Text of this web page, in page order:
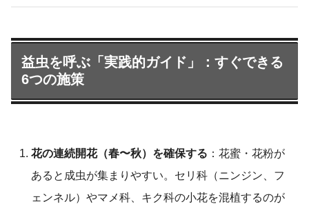
益虫を呼ぶ「実践的ガイド」：すぐできる
6つの施策
花の連続開花（春〜秋）を確保する ：花蜜・花粉が
あると成虫が集まりやすい。セリ科（ニンジン、フ
ェンネル）やマメ科、キク科の小花を混植するのが